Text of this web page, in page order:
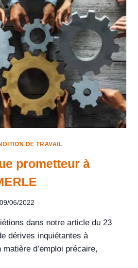
DE TRAVAIL
prometteur à
09/06/2022
dans notre article du 23
dérives inquiétantes à
d’emploi précaire,